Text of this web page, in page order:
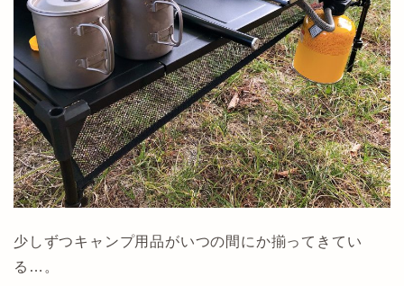
少しずつキャンプ用品がいつの間にか揃ってきてい
る…。